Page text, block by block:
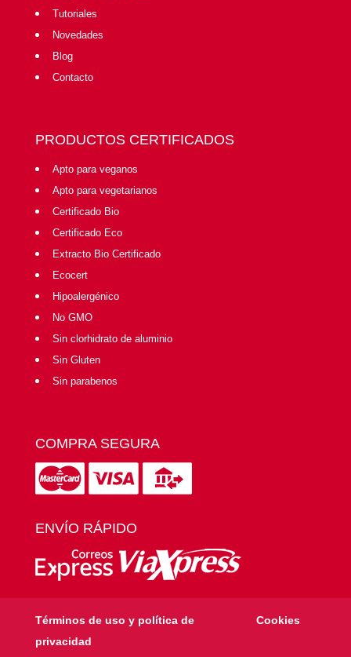
Tutoriales
Novedades
Blog
Contacto
PRODUCTOS CERTIFICADOS
Apto para veganos
Apto para vegetarianos
Certificado Bio
Certificado Eco
Extracto Bio Certificado
Ecocert
Hipoalergénico
No GMO
Sin clorhidrato de aluminio
Sin Gluten
Sin parabenos
COMPRA SEGURA
ENVÍO RÁPIDO
Términos de uso y política de
privacidad
Cookies